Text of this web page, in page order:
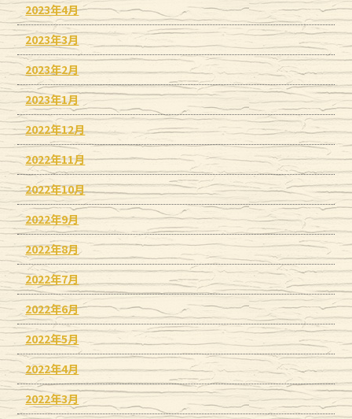
2023年4月
2023年3月
2023年2月
2023年1月
2022年12月
2022年11月
2022年10月
2022年9月
2022年8月
2022年7月
2022年6月
2022年5月
2022年4月
2022年3月